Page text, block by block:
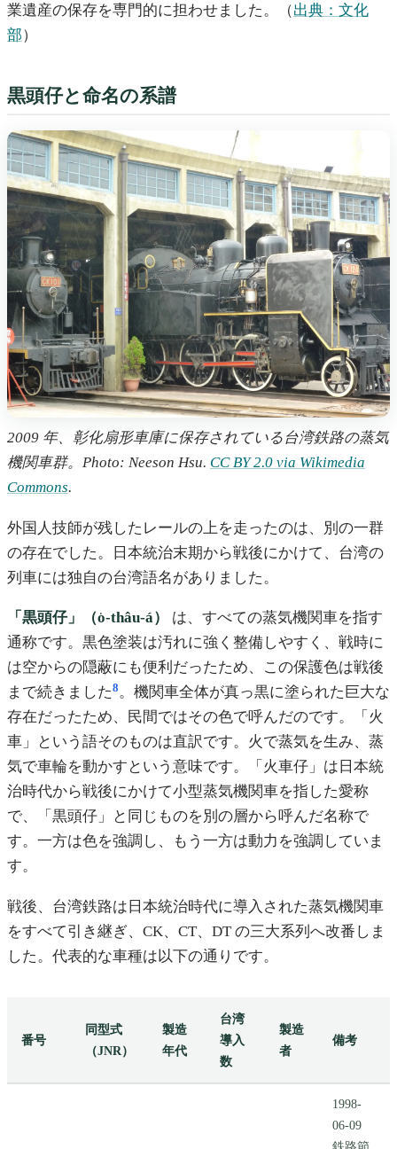
業遺産の保存を専門的に担わせました。（出典：文化
部）
黒頭仔と命名の系譜
2009 年、彰化扇形車庫に保存されている台湾鉄路の蒸気
機関車群。Photo: Neeson Hsu. CC BY 2.0 via Wikimedia
Commons.
外国人技師が残したレールの上を走ったのは、別の一群
の存在でした。日本統治末期から戦後にかけて、台湾の
列車には独自の台湾語名がありました。
「黒頭仔」（o͘-thâu-á）
は、すべての蒸気機関車を指す
通称です。黒色塗装は汚れに強く整備しやすく、戦時に
は空からの隠蔽にも便利だったため、この保護色は戦後
まで続きました8。機関車全体が真っ黒に塗られた巨大な
存在だったため、民間ではその色で呼んだのです。「火
車」という語そのものは直訳です。火で蒸気を生み、蒸
気で車輪を動かすという意味です。「火車仔」は日本統
治時代から戦後にかけて小型蒸気機関車を指した愛称
で、「黒頭仔」と同じものを別の層から呼んだ名称で
す。一方は色を強調し、もう一方は動力を強調していま
す。
戦後、台湾鉄路は日本統治時代に導入された蒸気機関車
をすべて引き継ぎ、CK、CT、DT の三大系列へ改番しま
した。代表的な車種は以下の通りです。
番号
同型式
（JNR）
製造
年代
台湾
導入
数
製造
者
備考
1998-
06-09